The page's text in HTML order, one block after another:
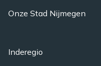
Onze Stad Nijmegen
Inderegio